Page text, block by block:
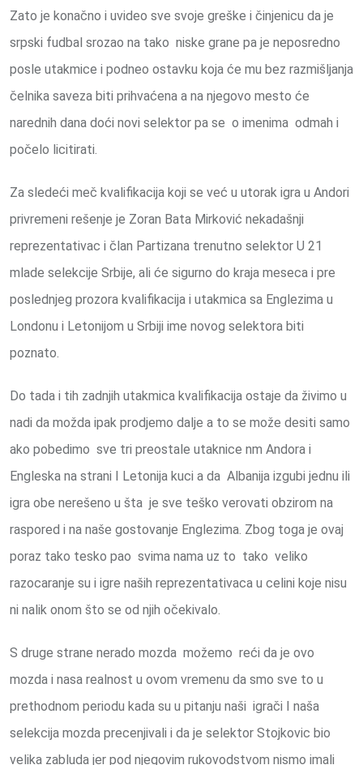
Zato je konačno i uvideo sve svoje greške i činjenicu da je
srpski fudbal srozao na tako niske grane pa je neposredno
posle utakmice i podneo ostavku koja će mu bez razmišljanja
čelnika saveza biti prihvaćena a na njegovo mesto će
narednih dana doći novi selektor pa se o imenima odmah i
počelo licitirati.
Za sledeći meč kvalifikacija koji se već u utorak igra u Andori
privremeni rešenje je Zoran Bata Mirković nekadašnji
reprezentativac i član Partizana trenutno selektor U 21
mlade selekcije Srbije, ali će sigurno do kraja meseca i pre
poslednjeg prozora kvalifikacija i utakmica sa Englezima u
Londonu i Letonijom u Srbiji ime novog selektora biti
poznato.
Do tada i tih zadnjih utakmica kvalifikacija ostaje da živimo u
nadi da možda ipak prodjemo dalje a to se može desiti samo
ako pobedimo sve tri preostale utaknice nm Andora i
Engleska na strani I Letonija kuci a da Albanija izgubi jednu ili
igra obe nerešeno u šta je sve teško verovati obzirom na
raspored i na naše gostovanje Englezima. Zbog toga je ovaj
poraz tako tesko pao svima nama uz to tako veliko
razocaranje su i igre naših reprezentativaca u celini koje nisu
ni nalik onom što se od njih očekivalo.
S druge strane nerado mozda možemo reći da je ovo
mozda i nasa realnost u ovom vremenu da smo sve to u
prethodnom periodu kada su u pitanju naši igrači I naša
selekcija mozda precenjivali i da je selektor Stojkovic bio
velika zabluda jer pod njegovim rukovodstvom nismo imali